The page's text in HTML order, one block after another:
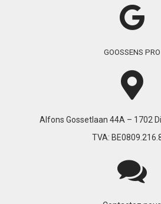
GOOSSENS PRO
Alfons Gossetlaan 44A – 1702
TVA: